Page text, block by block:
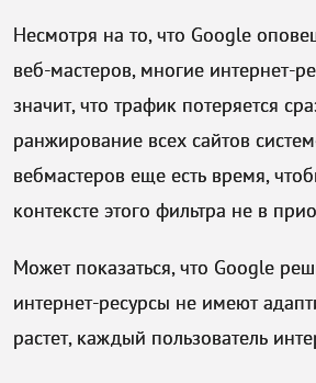
Несмотря на то, что Google
веб-мастеров, многие интернет-
значит, что трафик потеряется
ранжирование всех сайтов
вебмастеров еще есть время,
контексте этого фильтра не в
Может показаться, что Google
интернет-ресурсы не имеют
растет, каждый пользователь